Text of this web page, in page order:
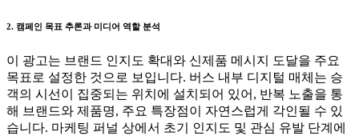
2. 캠페인 목표 추론과 미디어 역할 분석
이 광고는 브랜드 인지도 확대와 신제품 메시지 도달을 주요
목표로 설정한 것으로 보입니다. 버스 내부 디지털 매체는 승
객의 시선이 집중되는 위치에 설치되어 있어, 반복 노출을 통
해 브랜드와 제품명, 주요 특장점이 자연스럽게 각인될 수 있
습니다. 마케팅 퍼널 상에서 초기 인지도 및 관심 유발 단계에